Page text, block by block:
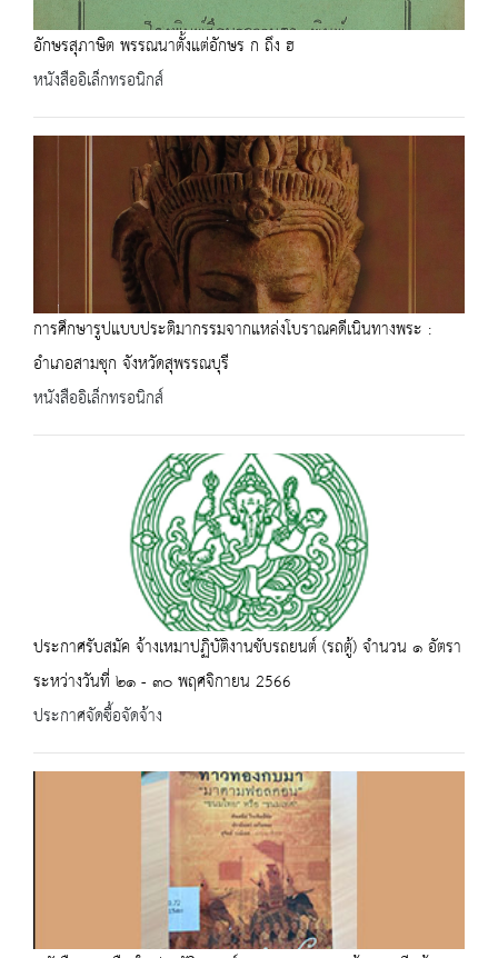
อักษรสุภาษิต พรรณนาตั้งแต่อักษร ก ถึง ฮ
หนังสืออิเล็กทรอนิกส์
การศึกษารูปแบบประติมากรรมจากแหล่งโบราณคดีเนินทางพระ :
อำเภอสามชุก จังหวัดสุพรรณบุรี
หนังสืออิเล็กทรอนิกส์
ประกาศรับสมัค จ้างเหมาปฏิบัติงานขับรถยนต์ (รถตู้) จำนวน ๑ อัตรา
ระหว่างวันที่ ๒๑ - ๓๐ พฤศจิกายน 2566
ประกาศจัดซื้อจัดจ้าง